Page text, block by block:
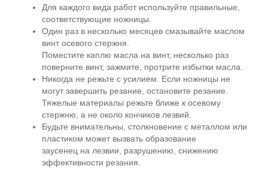
Для каждого вида работ используйте правильные,
соответствующие ножницы.
Один раз в несколько месяцев смазывайте маслом
винт осевого стержня.
Поместите каплю масла на винт, несколько раз
поверните винт, зажмите, протрите избытки масла.
Никогда не режьте с усилием. Если ножницы не
могут завершить резание, остановите резание.
Тяжелые материалы режьте ближе к осевому
стержню, а не около кончиков лезвий.
Будьте внимательны, столкновение с металлом или
пластиком может вызвать образование
заусенец на лезвии, разрушению, снижению
эффективности резания.